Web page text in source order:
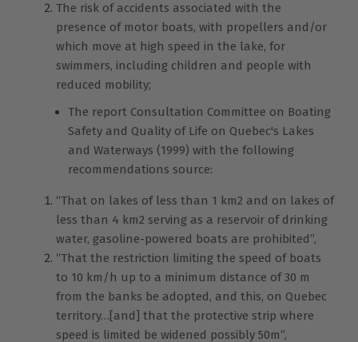
The risk of accidents associated with the
presence of motor boats, with propellers and/or
which move at high speed in the lake, for
swimmers, including children and people with
reduced mobility;
The report Consultation Committee on Boating
Safety and Quality of Life on Quebec's Lakes
and Waterways (1999) with the following
recommendations source:
“That on lakes of less than 1 km2 and on lakes of
less than 4 km2 serving as a reservoir of drinking
water, gasoline-powered boats are prohibited”,
“That the restriction limiting the speed of boats
to 10 km/h up to a minimum distance of 30 m
from the banks be adopted, and this, on Quebec
territory…[and] that the protective strip where
speed is limited be widened possibly 50m”,